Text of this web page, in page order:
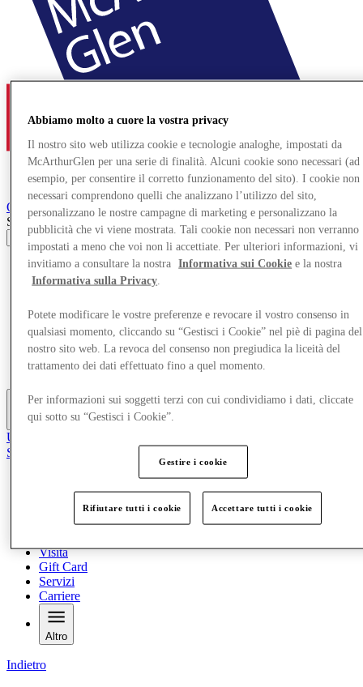
Ochtrup
Designer Outlet
Search input
Negozi
Cosa c'è in programma
Mangia e Bevi
Visita
Gift Card
Servizi
Carriere
Altro
Unisciti al Club
Salvata
Negozi
Cosa c'è in programma
Area giochi per bambini
Visita
Gift Card
Servizi
Carriere
Altro
Indietro
Abbiamo molto a cuore la vostra privacy
Il nostro sito web utilizza cookie e tecnologie analoghe, impostati da
McArthurGlen per una serie di finalità. Alcuni cookie sono necessari (ad
esempio, per consentire il corretto funzionamento del sito). I cookie non
necessari comprendono quelli che analizzano l’utilizzo del sito,
personalizzano le nostre campagne di marketing e personalizzano la
pubblicità che vi viene mostrata. Tali cookie non necessari non verranno
impostati a meno che voi non li accettiate. Per ulteriori informazioni, vi
invitiamo a consultare la nostra
Informativa sui Cookie e la nostra
Informativa sulla Privacy
Potete modificare le vostre preferenze e revocare il vostro consenso in
qualsiasi momento, cliccando su “Gestisci i Cookie” nel piè di pagina del
nostro sito web. La revoca del consenso non pregiudica la liceità del
trattamento dei dati effettuato fino a quel momento.
Per informazioni sui soggetti terzi con cui condividiamo i dati, cliccate
qui sotto su “Gestisci i Cookie”.
Gestire i cookie
Rifiutare tutti i cookie Accettare tutti i cookie